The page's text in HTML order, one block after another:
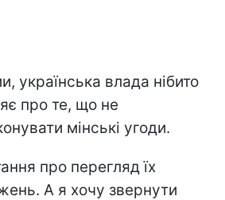
українська влада нібито
про те, що не
мінські угоди.
про перегляд їх
А я хочу звернути